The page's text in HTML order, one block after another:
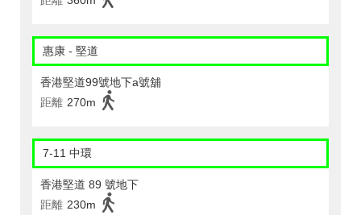
惠康 - 堅道
香港堅道99號地下a號舖
距離 270m
7-11 中環
香港堅道 89 號地下
距離 230m